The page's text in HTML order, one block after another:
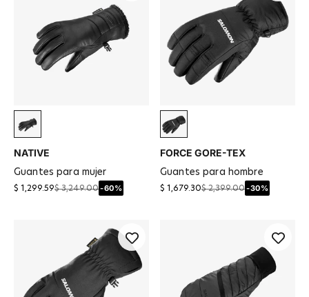
Negro
NATIVE
guantes para mujer
$ 1,299.59$ 3,249.00-60%
Deep Black
FORCE GORE-TEX
guantes para hombre
$ 1,679.30$ 2,399.00-30%